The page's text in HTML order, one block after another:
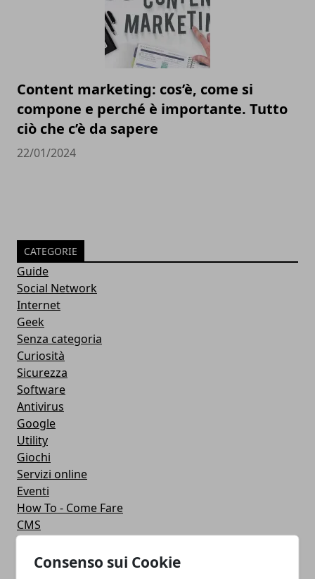
Consenso sui Cookie
Content marketing: cos’è, come si
compone e perché è importante. Tutto
ciò che c’è da sapere
22/01/2024
CATEGORIE
Guide
Social Network
Internet
Geek
Senza categoria
Curiosità
Sicurezza
Software
Antivirus
Google
Utility
Giochi
Servizi online
Eventi
How To - Come Fare
CMS
Smartphone
iPhone